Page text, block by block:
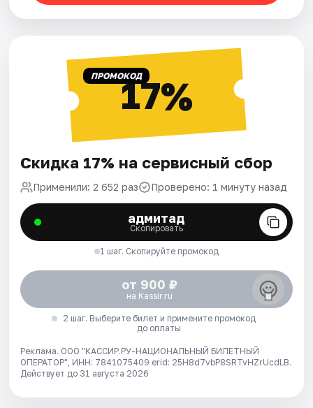
ПРОМОКОД17%
Скидка 17% на сервисный сбор
Применили: 2 652 раз Проверено: 1 минуту назад
адмитад
Скопировать
1 шаг. Скопируйте промокод
от 900 ₽
на Kassir.ru
2 шаг. Выберите билет и примените промокод
до оплаты
Реклама. ООО "КАССИР.РУ-НАЦИОНАЛЬНЫЙ БИЛЕТНЫЙ
ОПЕРАТОР", ИНН: 7841075409 erid: 25H8d7vbP8SRTvHZrUcdLB.
Действует до 31 августа 2026